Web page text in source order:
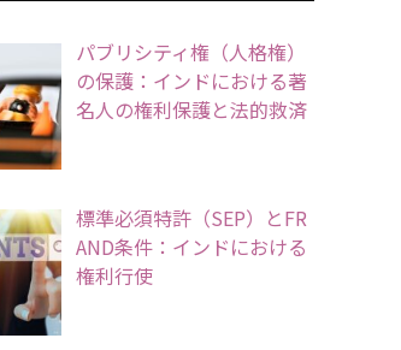
パブリシティ権（人格権）
の保護：インドにおける著
名人の権利保護と法的救済
標準必須特許（SEP）とFR
AND条件：インドにおける
権利行使